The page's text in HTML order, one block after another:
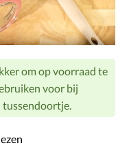
om op voorraad te
voor bij
tussendoortje.